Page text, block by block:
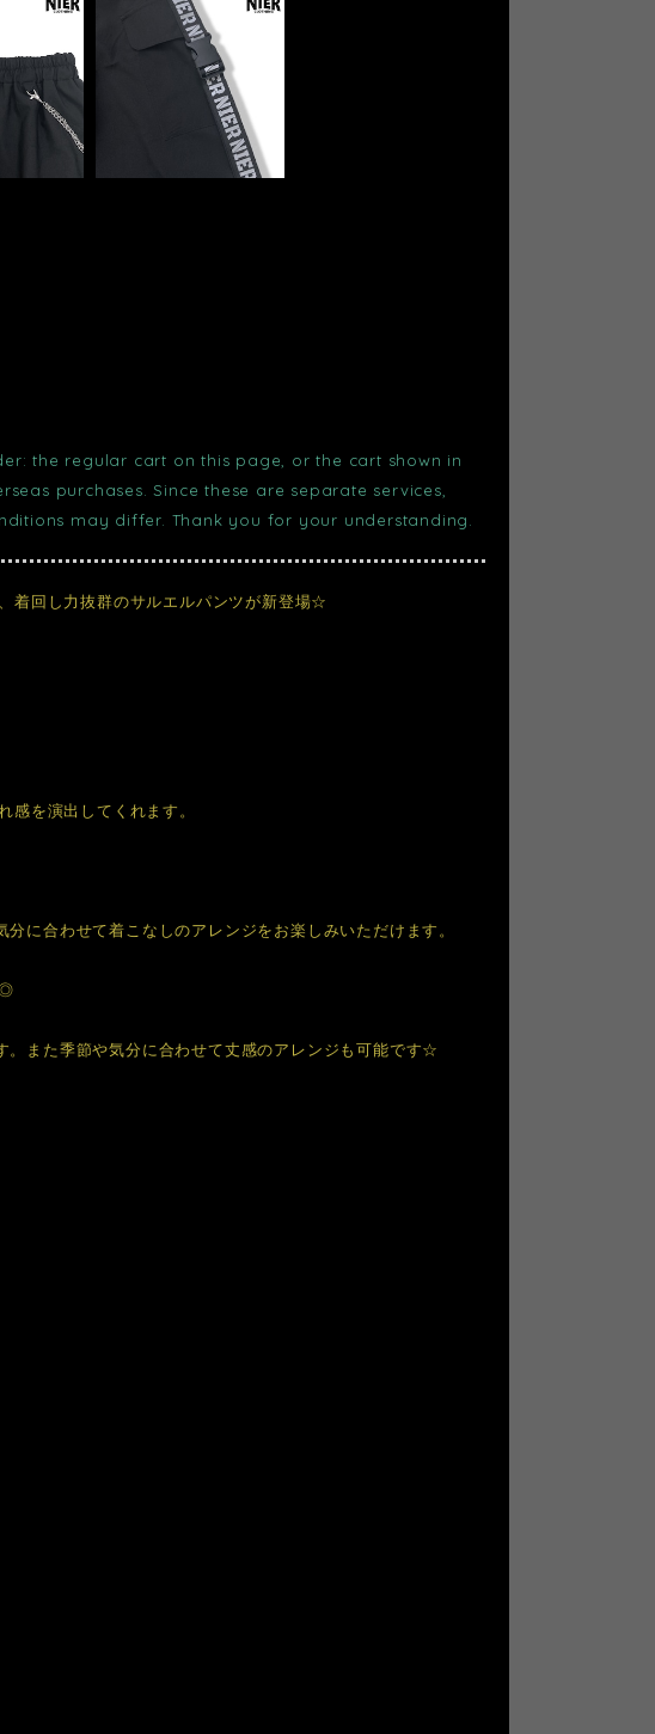
the regular cart on this page, or the cart shown in
purchases. Since these are separate services,
may differ. Thank you for your understanding.
着回し力抜群のサルエルパンツが新登場☆
を演出してくれます。
に合わせて着こなしのアレンジをお楽しみいただけます。
◎
また季節や気分に合わせて丈感のアレンジも可能です☆